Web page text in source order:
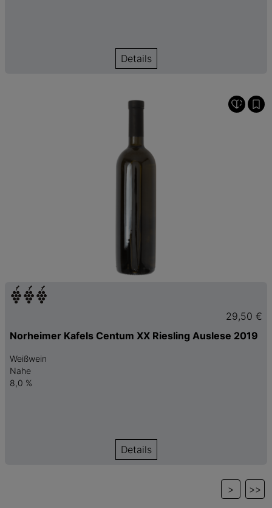
Details
29,50 €
Norheimer Kafels Centum XX Riesling Auslese 2019
Weißwein
Nahe
8,0 %
Details
> >>